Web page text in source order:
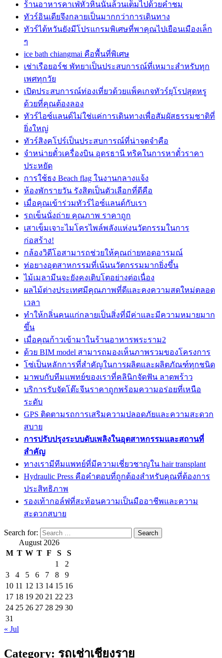
ร้านอาหารคาเฟ่หัวหินนั้นล้วนเต็มไปด้วยคำชม
ทัวร์อินเดียจึงกลายเป็นมากกว่าการเดินทาง
ทัวร์ไต้หวันยังมีโปรแกรมพิเศษที่พาคุณไปเยือนเมืองเล็ก
ๆ
ice bath chiangmai คือพื้นที่พิเศษ
เช่าเรือยอร์ช พัทยาเป็นประสบการณ์ที่เหมาะสำหรับทุก
เพศทุกวัย
เปิดประสบการณ์ท่องเที่ยวด้วยแพ็คเกจทัวร์ยุโรปสุดหรู
ด้วยที่คุณต้องลอง
ทัวร์ไอซ์แลนด์ไม่ใช่แค่การเดินทางเพื่อสัมผัสธรรมชาติที่
ยิ่งใหญ่
ทัวร์สิงคโปร์เป็นประสบการณ์ที่น่าจดจำคือ
จำหน่ายตั๋วเครื่องบิน อุดรธานี ทริคในการหาตั๋วราคา
ประหยัด
การใช้ธง Beach flag ในงานกลางแจ้ง
ห้องพักรายวัน รังสิตเป็นตัวเลือกที่ดีคือ
เมื่อคุณเข้าร่วมทัวร์ไอซ์แลนด์กับเรา
รถเข็นนั่งถ่าย คุณภาพ ราคาถูก
เสาเข็มเจาะไมโครไพล์พลังแห่งนวัตกรรมในการ
ก่อสร้าง!
กล้องวิดีโอสามารถช่วยให้คุณถ่ายทอดอารมณ์
ท่อยางอุตสาหกรรมที่เน้นนวัตกรรมมากยิ่งขึ้น
ไม้เมลามีนจะยังคงเติบโตอย่างต่อเนื่อง
ผลไม้ต่างประเทศมีคุณภาพที่ดีและคงความสดใหม่ตลอด
เวลา
ทำให้กลิ่นคนแก่กลายเป็นสิ่งที่มีค่าและมีความหมายมาก
ขึ้น
เมื่อคุณก้าวเข้ามาในร้านอาหารพระราม2
ด้วย BIM model สามารถมองเห็นภาพรวมของโครงการ
โซ่เป็นหลักการที่สำคัญในการผลิตและผลิตภัณฑ์ทุกชนิด
มาพบกับทีมแพทย์ของเราที่คลินิกจัดฟัน ลาดพร้าว
บริการรับจัดโต๊ะจีนราคาถูกพร้อมความอร่อยที่เหนือ
ระดับ
GPS ติดตามรถการเสริมความปลอดภัยและความสะดวก
สบาย
การปรับปรุงระบบดับเพลิงในอุตสาหกรรมและสถานที่
สำคัญ
ทางเรามีทีมแพทย์ที่มีความเชี่ยวชาญใน hair transplant
Hydraulic Press คือคำตอบที่ถูกต้องสำหรับคุณที่ต้องการ
ประสิทธิภาพ
รองเท้ากอล์ฟที่สะท้อนความเป็นมืออาชีพและความ
สะดวกสบาย
Search for:
August 2026
M T W T F S
S
1
2
3
4 5 6 7 8
9
10 11 12 13 14 15 16
17 18 19 20 21 22 23
24 25 26 27 28 29 30
31
« Jul
Category: รถเช่าเชียงราย